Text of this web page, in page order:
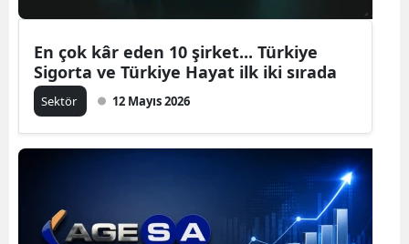
En çok kâr eden 10 şirket... Türkiye
Sigorta ve Türkiye Hayat ilk iki sırada
Sektör 12 Mayıs 2026